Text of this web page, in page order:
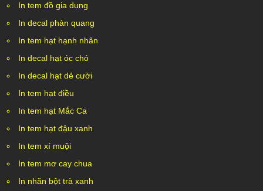
In tem đồ gia dụng
In decal phản quang
In tem hạt hạnh nhân
In decal hạt óc chó
In decal hạt dẻ cười
In tem hạt điều
In tem hạt Mắc Ca
In tem hạt đậu xanh
In tem xí muội
In tem mơ cay chua
In nhãn bột trà xanh